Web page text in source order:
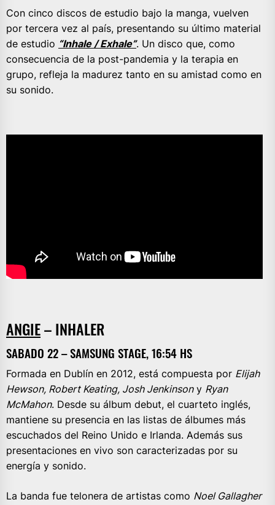
Con cinco discos de estudio bajo la manga, vuelven
por tercera vez al país, presentando su último material
de estudio “Inhale / Exhale”. Un disco que, como
consecuencia de la post-pandemia y la terapia en
grupo, refleja la madurez tanto en su amistad como en
su sonido.
ANGIE– INHALER
SABADO 22 – SAMSUNG STAGE, 16:54 HS
Formada en Dublín en 2012, está compuesta por Elijah
Hewson, Robert Keating, Josh Jenkinsony Ryan
McMahon. Desde su álbum debut, el cuarteto inglés,
mantiene su presencia en las listas de álbumes más
escuchados del Reino Unido e Irlanda. Además sus
presentaciones en vivo son caracterizadas por su
energía y sonido.
La banda fue telonera de artistas como Noel Gallagher